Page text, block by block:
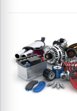
XU7JP / XU10J2 |